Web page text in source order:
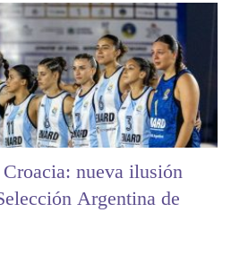
nueva ilusión
Argentina de